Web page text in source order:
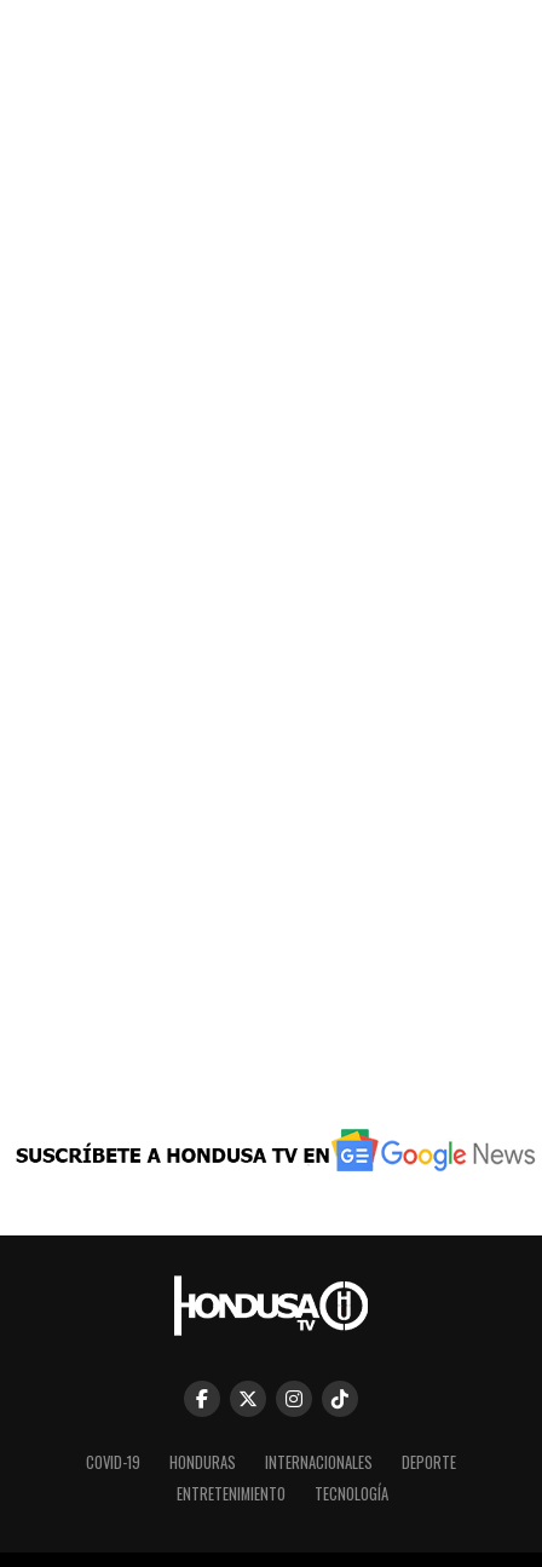
COVID-19 HONDURAS INTERNACIONALES
DEPORTE
ENTRETENIMIENTO
TECNOLOGÍA